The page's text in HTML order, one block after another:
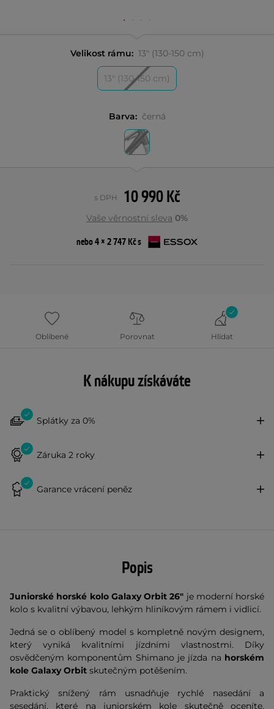
Velikost rámu: 13" (130-150 cm)
13" (130-150 cm)
Barva: černá
10 990 Kč
s DPH
Vaše věrnostní sleva 0%
nebo 4 × 2 747 Kč s
Oblíbené Porovnat Hlídat
K nákupu získáváte
Splátky za 0%
Záruka 2 roky
Garance vrácení peněz
Popis
Juniorské horské kolo Galaxy Orbit 26" je moderní horské
kolo s kvalitní výbavou, lehkým hliníkovým rámem i vidlicí.
Jedná se o oblíbený model s kompletně novým designem,
který vyniká kvalitními jízdními vlastnostmi. Díky
osvědčeným komponentům Shimano je jízda na horském
kole Galaxy Orbit skutečným potěšením.
Praktický snížený rám usnadňuje rychlé nasedání a
sesedání, které na juniorském kole skutečně oceníte.